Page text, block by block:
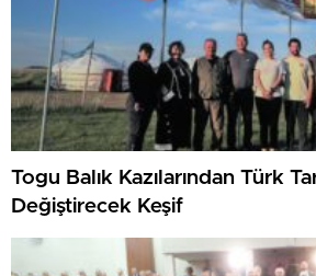
Togu Balık Kazılarından Türk
Değiştirecek Keşif